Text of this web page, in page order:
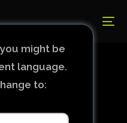
might be
language.
to: